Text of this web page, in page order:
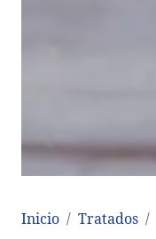
Inicio Tratados